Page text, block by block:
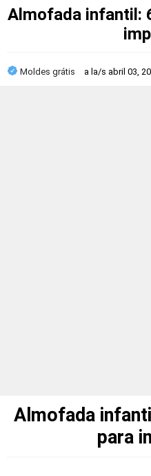
Almofada infantil:
Moldes grátis a la/s abril 03,
Almofada
para